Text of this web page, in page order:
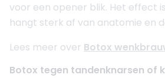
voor een opener blik. Het effect
hangt sterk af van anatomie en
Lees meer over Botox
Botox tegen tandenknarsen of